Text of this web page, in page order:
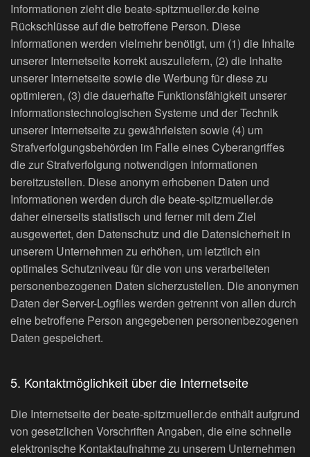
Informationen zieht die beate-spitzmueller.de keine
Rückschlüsse auf die betroffene Person. Diese
Informationen werden vielmehr benötigt, um (1) die Inhalte
unserer Internetseite korrekt auszuliefern, (2) die Inhalte
unserer Internetseite sowie die Werbung für diese zu
optimieren, (3) die dauerhafte Funktionsfähigkeit unserer
informationstechnologischen Systeme und der Technik
unserer Internetseite zu gewährleisten sowie (4) um
Strafverfolgungsbehörden im Falle eines Cyberangriffes
die zur Strafverfolgung notwendigen Informationen
bereitzustellen. Diese anonym erhobenen Daten und
Informationen werden durch die beate-spitzmueller.de
daher einerseits statistisch und ferner mit dem Ziel
ausgewertet, den Datenschutz und die Datensicherheit in
unserem Unternehmen zu erhöhen, um letztlich ein
optimales Schutzniveau für die von uns verarbeiteten
personenbezogenen Daten sicherzustellen. Die anonymen
Daten der Server-Logfiles werden getrennt von allen durch
eine betroffene Person angegebenen personenbezogenen
Daten gespeichert.
5. Kontaktmöglichkeit über die Internetseite
Die Internetseite der beate-spitzmueller.de enthält aufgrund
von gesetzlichen Vorschriften Angaben, die eine schnelle
elektronische Kontaktaufnahme zu unserem Unternehmen